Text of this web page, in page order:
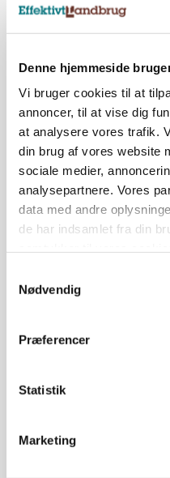
Denne hjemmeside
Vi bruger cookies til at
annoncer, til at vise dig
at analysere vores trafik.
din brug af vores website
sociale medier,
analysepartnere. Vores
data med andre
de har indsamlet fra din
Nødvendig
Præferencer
Statistik
Marketing
BUSINESS